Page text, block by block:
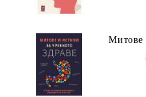
Митове